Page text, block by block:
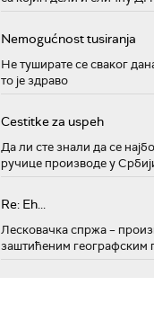
Nemogućnost tusiranja
Не туширате се сваког
то је здраво
Cestitke za uspeh
Да ли сте знали да се
ручице производе у
Re: Eh...
Лесковачка спржа –
заштићеним географским